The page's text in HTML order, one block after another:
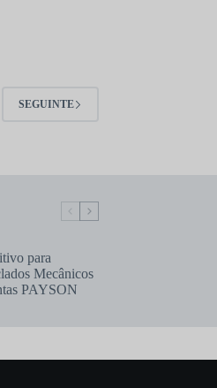
SEGUINTE
para
Mecânicos
PAYSON